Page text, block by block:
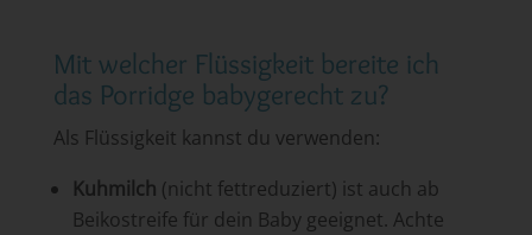
Mit welcher Flüssigkeit bereite ich
das Porridge babygerecht zu?
Als Flüssigkeit kannst du verwenden:
Kuhmilch (nicht fettreduziert) ist auch ab
Beikostreife für dein Baby geeignet. Achte